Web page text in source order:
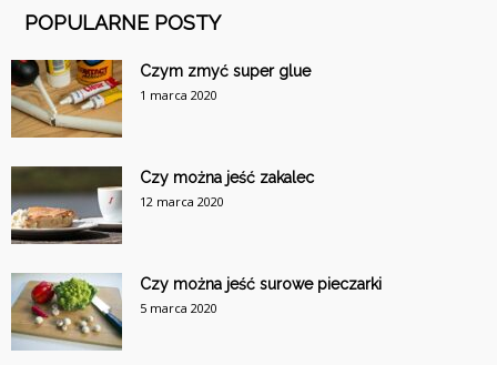
POPULARNE POSTY
Czym zmyć super glue
1 marca 2020
Czy można jeść zakalec
12 marca 2020
Czy można jeść surowe pieczarki
5 marca 2020